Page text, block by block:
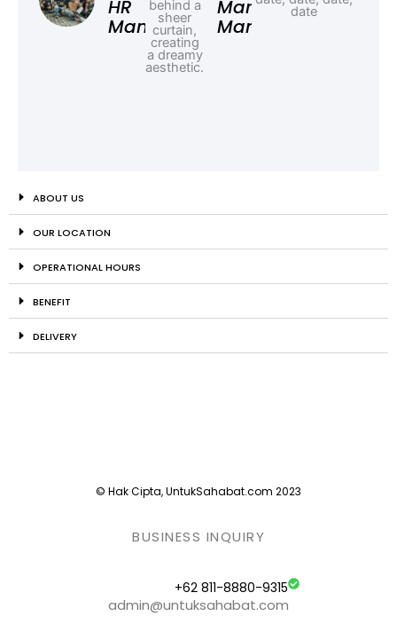
HR
Manager
Marketing
Manager
ABOUT US
OUR LOCATION
OPERATIONAL HOURS
BENEFIT
DELIVERY
© Hak Cipta, UntukSahabat.com 2023
BUSINESS INQUIRY
+62 811-8880-9315
admin@untuksahabat.com